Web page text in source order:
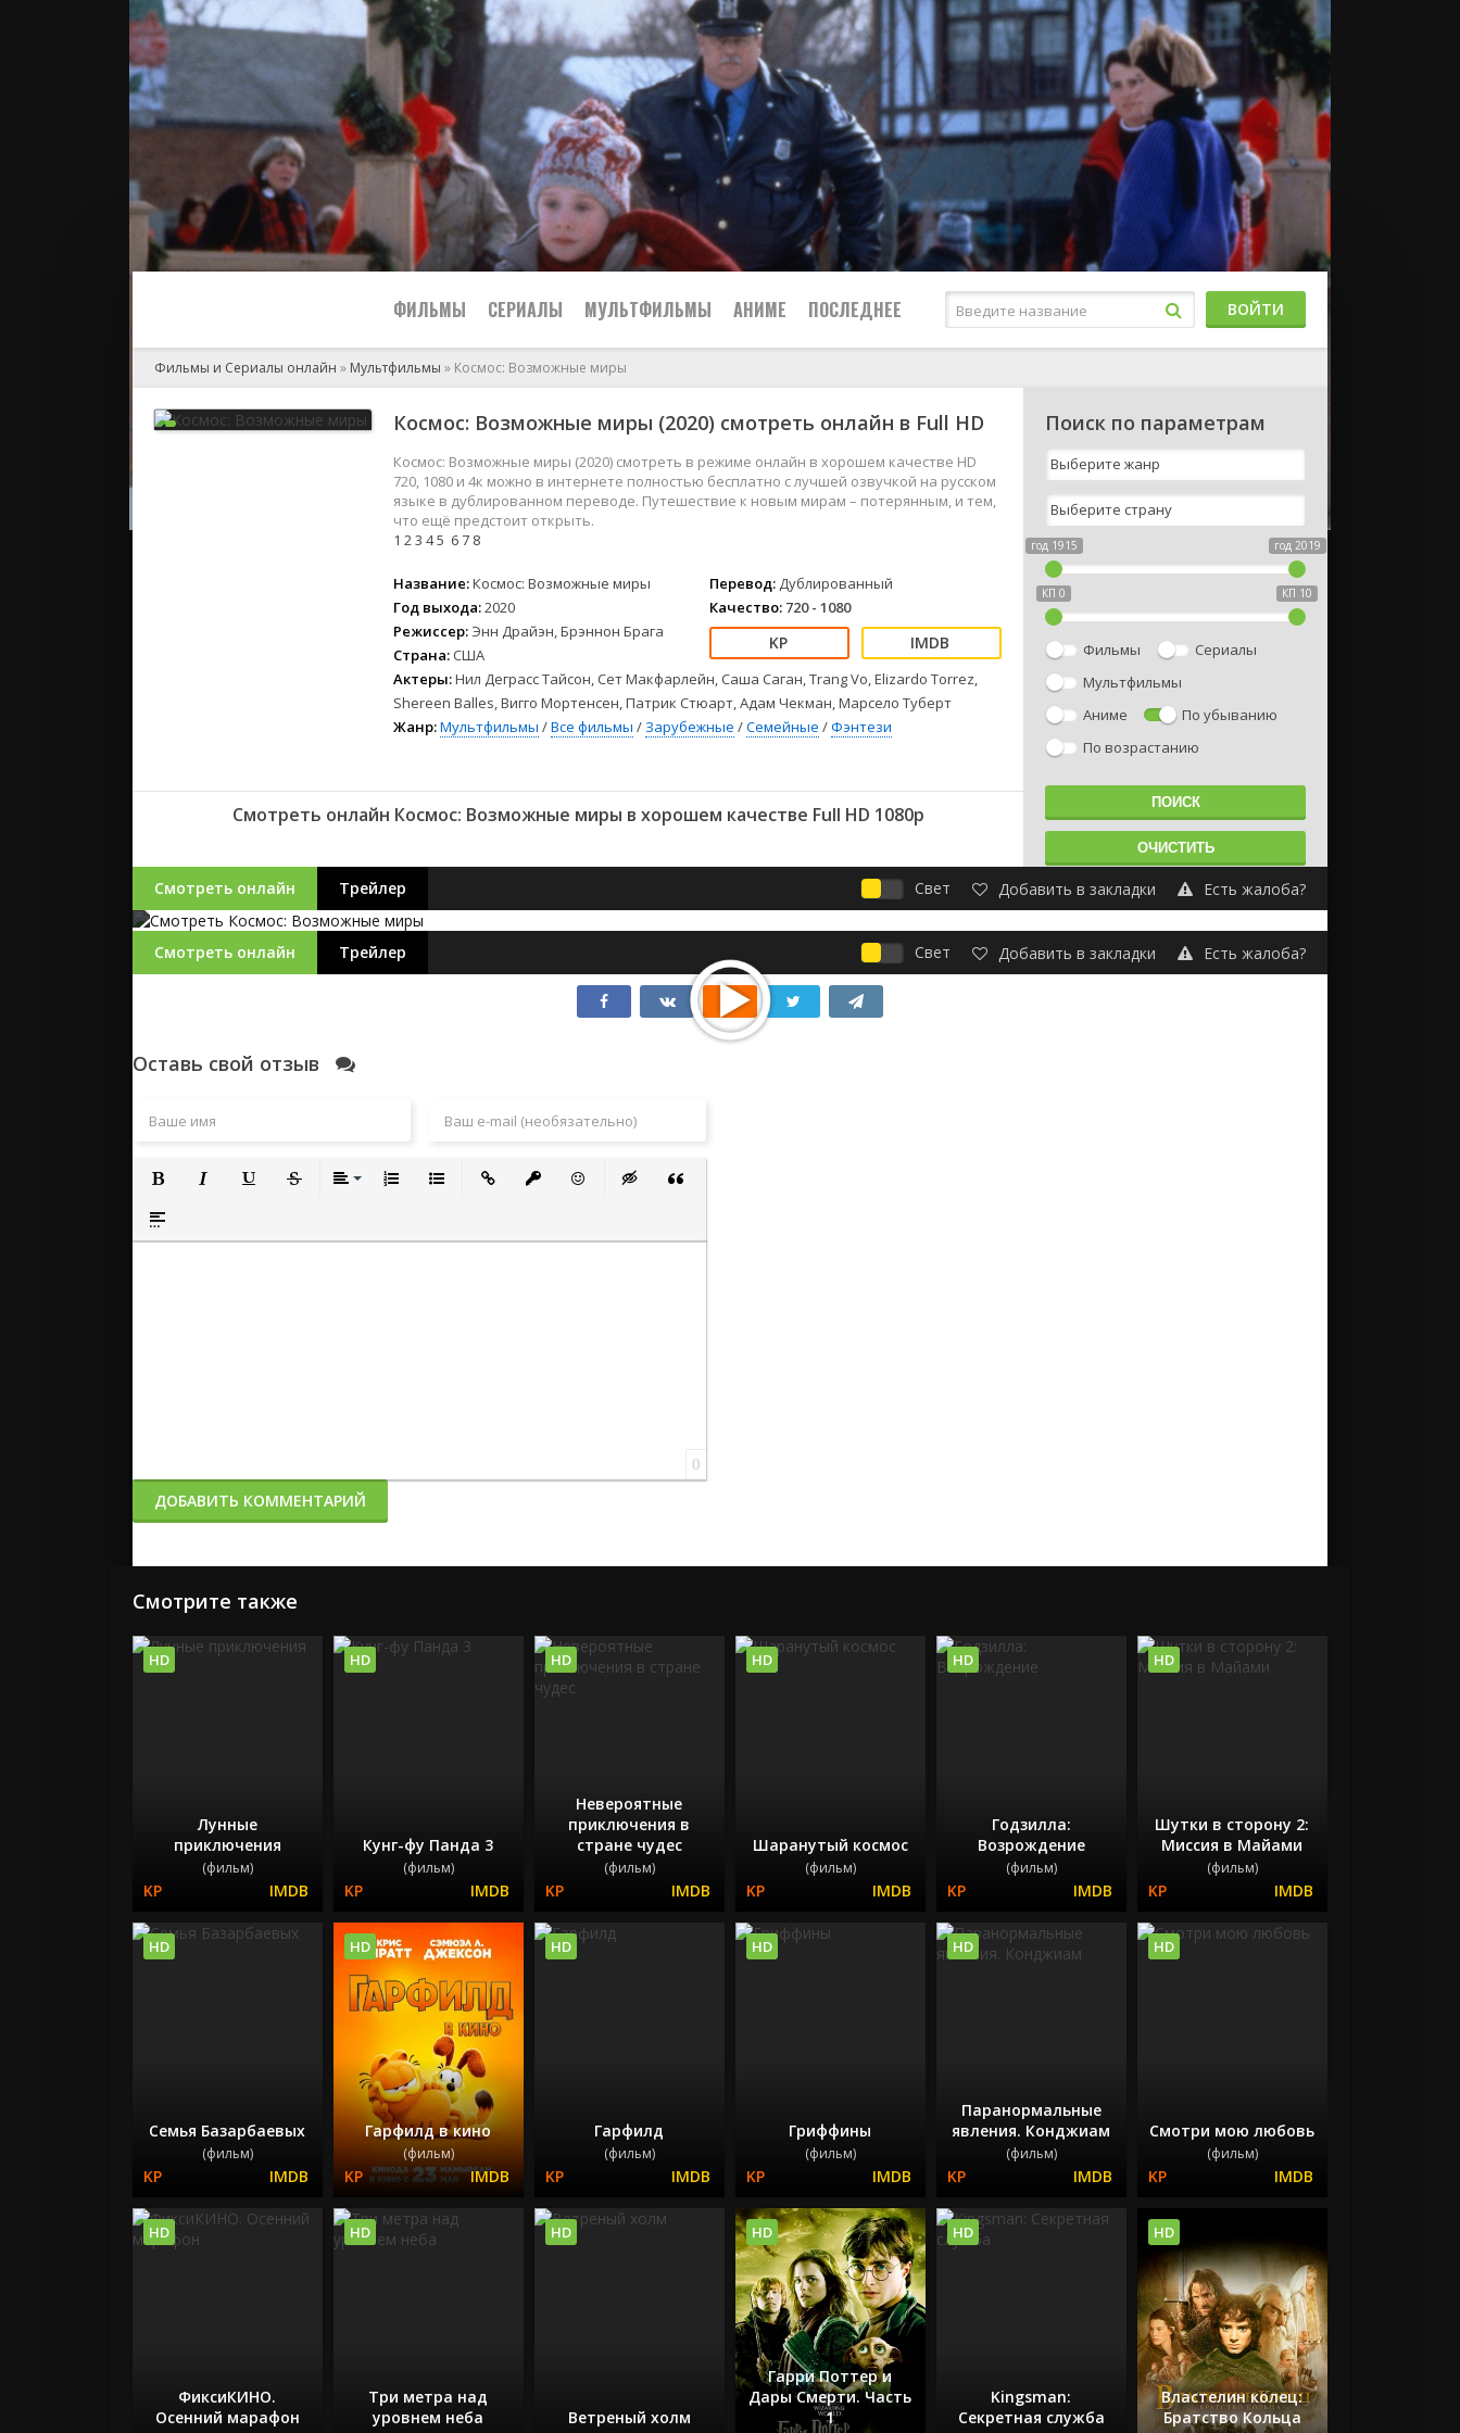
ФИЛЬМЫ
2024
2023
2022
2021
Русские
СССР
Зарубежные
Боевики
Военные
Детективы
Мелодрамы
Приключения
Семейные
Фантастика
Фэнтези
СЕРИАЛЫ МУЛЬТФИЛЬМЫ АНИМЕ ПОСЛЕДНЕЕ
2024
2023
Русские
СССР
Зарубежные
Фильмы из соцетей
ВОЙТИ
Фильмы и Сериалы онлайн » Мультфильмы » Космос: Возможные миры
Космос: Возможные миры (2020) смотреть онлайн в Full HD
Космос: Возможные миры (2020) смотреть в режиме онлайн в хорошем качестве HD
720, 1080 и 4к можно в интернете полностью бесплатно с лучшей озвучкой на русском
языке в дублированном переводе. Путешествие к новым мирам – потерянным, и тем,
что ещё предстоит открыть.
1 23 45 67 8
Название:Космос: Возможные миры
Год выхода:2020
Режиссер: Энн Драйэн, Брэннон Брага
Страна: США
Перевод: Дублированный
Качество: 720 - 1080
Актеры:Нил Деграсс Тайсон, Сет Макфарлейн, Саша Саган, Trang Vo, Elizardo Torrez,
Shereen Balles, Вигго Мортенсен, Патрик Стюарт, Адам Чекман, Марсело Туберт
Жанр:Мультфильмы /Все фильмы / Зарубежные /Семейные /Фэнтези
Смотреть онлайн Космос: Возможные миры в хорошем качестве Full HD 1080p
Поиск по параметрам
год 1915 год 2019
КП 0 КП 10
Фильмы
Сериалы
Мультфильмы
Аниме
По убыванию
По возрастанию
Смотреть онлайн Трейлер Свет Добавить в закладки Есть жалоба?
Смотреть онлайн Трейлер Свет Добавить в закладки Есть жалоба?
Оставь свой отзыв
Полужирный
Вставка спойлера
0
ДОБАВИТЬ КОММЕНТАРИЙ
Смотрите также
Лунные
приключения
(фильм)
HD
Кунг-фу Панда 3
(фильм)
HD
Невероятные
приключения в
стране чудес
(фильм)
HD
Шаранутый космос
(фильм)
HD
Годзилла:
Возрождение
(фильм)
HD
Шутки в сторону 2:
Миссия в Майами
(фильм)
HD
Семья Базарбаевых
(фильм)
HD
Гарфилд в кино
(фильм)
HD
Гарфилд
(фильм)
HD
Гриффины
(фильм)
HD
Паранормальные
явления. Конджиам
(фильм)
HD
Смотри мою любовь
(фильм)
HD
ФиксиКИНО.
Осенний марафон
HD
Три метра над
уровнем неба
HD
Ветреный холм
HD
Гарри Поттер и
Дары Смерти. Часть
1
HD
Kingsman:
Секретная служба
HD
Властелин колец:
Братство Кольца
HD